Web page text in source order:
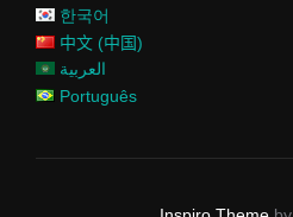
한국어
中文 (中国)
العربية
Português